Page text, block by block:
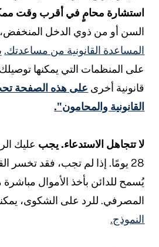
استشارة محامٍ في أقرب وقت ممكن.
السن أو من ذوي الدخل المنخفض،
المساعدة القانونية من مساعدتك.
على المنظمات التي يمكنها توصيلك
قانونية أخرىعلى هذه الصفحة تحت
القانونية والمحامون".
لا تتجاهل الاستدعاء.يجبعليك الرد
28 يومًا. إذا لم تجب، فقد تخسر
يُسمح للدائن بأخذ الأموال مباشرة
المصرفي. للرد على الشكوى، يمكنك
النموذج.